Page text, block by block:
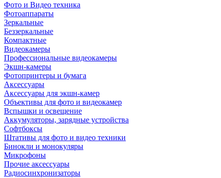
Фото и Видео техника
Фотоаппараты
Зеркальные
Беззеркальные
Компактные
Видеокамеры
Профессиональные видеокамеры
Экшн-камеры
Фотопринтеры и бумага
Аксессуары
Аксессуары для экшн-камер
Объективы для фото и видеокамер
Вспышки и освещение
Аккумуляторы, зарядные устройства
Софтбоксы
Штативы для фото и видео техники
Бинокли и монокуляры
Микрофоны
Прочие аксессуары
Радиосинхронизаторы